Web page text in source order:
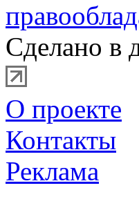
Сделано в
О проекте
Контакты
Реклама